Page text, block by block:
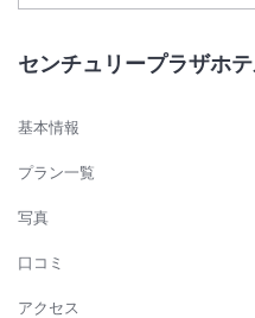
センチュリープラザホ
基本情報
プラン一覧
写真
口コミ
アクセス